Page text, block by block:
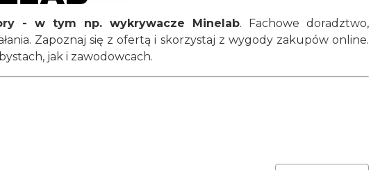
- w tym np. wykrywacze Minelab. Fachowe doradztwo,
Zapoznaj się z ofertą i skorzystaj z wygody zakupów online.
jak i zawodowcach.